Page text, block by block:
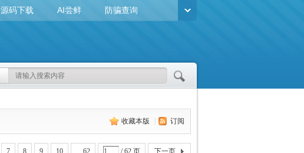
源码下载 AI尝鲜 防骗查询
收藏本版 订阅
7 8 9 10 ... 62 / 62 页 下一页